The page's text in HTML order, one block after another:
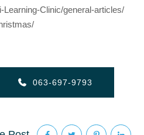
Learning-Clinic/general-articles/
063-697-9793